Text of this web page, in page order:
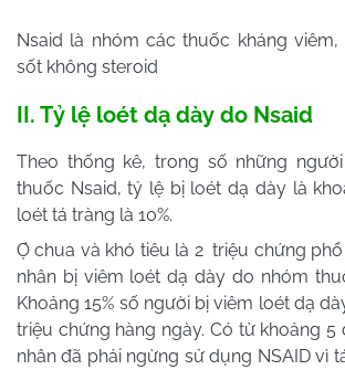
Nsaid là nhóm các thuốc kháng
sốt không steroid
II. Tỷ lệ loét dạ dày do Nsaid
Theo thống kê, trong số những
thuốc Nsaid, tỷ lệ bị loét dạ dày là
loét tá tràng là 10%.
Ợ chua và khó tiêu là 2 triệu chứng
nhân bị viêm loét dạ dày do nhóm
Khoảng 15% số người bị viêm loét dạ
triệu chứng hàng ngày. Có từ khoảng 5
nhân đã phải ngừng sử dụng NSAID vì